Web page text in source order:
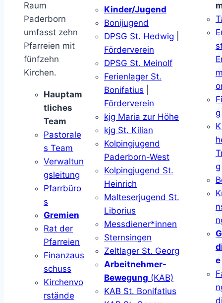
Raum
Paderborn
umfasst zehn
Pfarreien mit
fünfzehn
Kirchen.
Hauptam
tliches
Team
Pastorale
s Team
Verwaltun
gsleitung
Pfarrbüro
s
Gremien
Rat der
Pfarreien
Finanzaus
schuss
Kirchenvo
rstände
Kinder/Jugend
Bonijugend
DPSG St. Hedwig
Förderverein
DPSG St. Meinolf
Ferienlager St.
Bonifatius
Förderverein
kjg Maria zur Höhe
kjg St. Kilian
Kolpingjugend
Paderborn-West
Kolpingjugend St.
Heinrich
Malteserjugend St.
Liborius
Messdiener*innen
Sternsingen
Zeltlager St. Georg
Arbeitnehmer-
Bewegung (KAB)
KAB St. Bonifatius
g
g
e